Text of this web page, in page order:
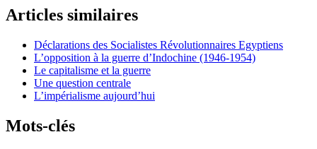
Articles similaires
Déclarations des Socialistes Révolutionnaires Egyptiens
L’opposition à la guerre d’Indochine (1946-1954)
Le capitalisme et la guerre
Une question centrale
L’impérialisme aujourd’hui
Mots-clés